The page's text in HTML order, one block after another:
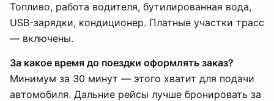
Топливо, работа водителя, бутилированная вода,
USB-зарядки, кондиционер. Платные участки трасс
— включены.
За какое время до поездки оформлять заказ?
Минимум за 30 минут — этого хватит для подачи
автомобиля. Дальние рейсы лучше бронировать за